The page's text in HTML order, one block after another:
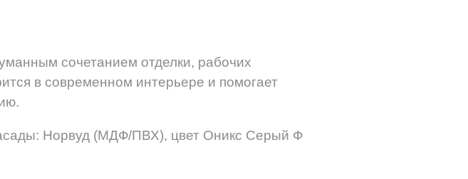
сочетанием отделки, рабочих
в современном интерьере и помогает
Норвуд (МДФ/ПВХ), цвет Оникс Серый Ф